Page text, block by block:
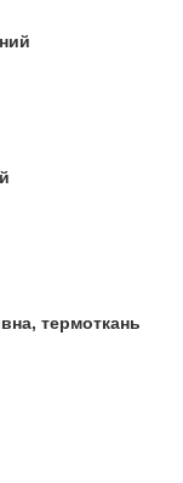
термоткань